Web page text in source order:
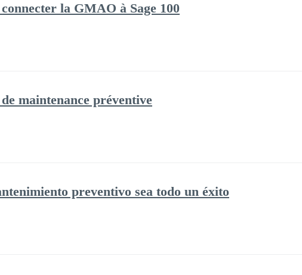
la GMAO à Sage 100
maintenance préventive
preventivo sea todo un éxito